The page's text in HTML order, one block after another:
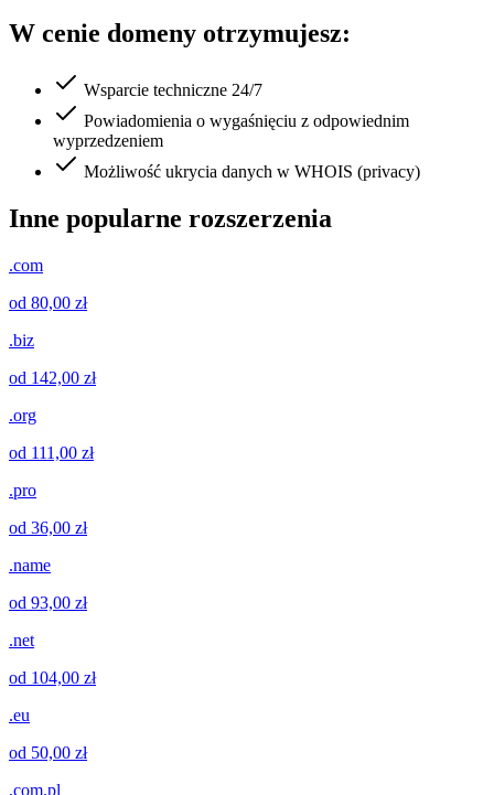
W cenie domeny otrzymujesz:
Wsparcie techniczne 24/7
Powiadomienia o wygaśnięciu z odpowiednim
wyprzedzeniem
Możliwość ukrycia danych w WHOIS (privacy)
Inne popularne rozszerzenia
.com
od 80,00 zł
.biz
od 142,00 zł
.org
od 111,00 zł
.pro
od 36,00 zł
.name
od 93,00 zł
.net
od 104,00 zł
.eu
od 50,00 zł
.com.pl